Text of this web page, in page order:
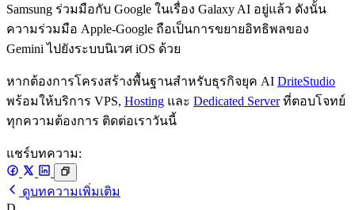
Samsung ร่วมมือกับ Google ในเรื่อง Galaxy AI อยู่แล้ว ดังนั้น
ความร่วมมือ Apple-Google ถือเป็นการขยายอิทธิพลของ
Gemini ไปยังระบบนิเวศ iOS ด้วย
หากต้องการโครงสร้างพื้นฐานสำหรับธุรกิจยุค AI DriteStudio
พร้อมให้บริการ VPS, Hosting และ Dedicated Serverที่ตอบโจทย์
ทุกความต้องการ ติดต่อเราวันนี้
แชร์บทความ:
ดูบทความเพิ่มเติม